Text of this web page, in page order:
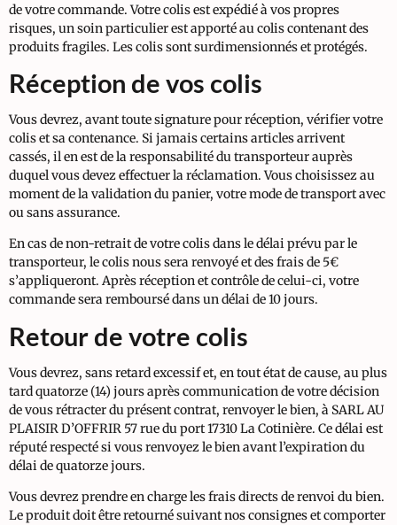
de votre commande. Votre colis est expédié à vos propres
risques, un soin particulier est apporté au colis contenant des
produits fragiles. Les colis sont surdimensionnés et protégés.
Réception de vos colis
Vous devrez, avant toute signature pour réception, vérifier votre
colis et sa contenance. Si jamais certains articles arrivent
cassés, il en est de la responsabilité du transporteur auprès
duquel vous devez effectuer la réclamation. Vous choisissez au
moment de la validation du panier, votre mode de transport avec
ou sans assurance.
En cas de non-retrait de votre colis dans le délai prévu par le
transporteur, le colis nous sera renvoyé et des frais de 5€
s’appliqueront. Après réception et contrôle de celui-ci, votre
commande sera remboursé dans un délai de 10 jours.
Retour de votre colis
Vous devrez, sans retard excessif et, en tout état de cause, au plus
tard quatorze (14) jours après communication de votre décision
de vous rétracter du présent contrat, renvoyer le bien, à SARL AU
PLAISIR D’OFFRIR 57 rue du port 17310 La Cotinière. Ce délai est
réputé respecté si vous renvoyez le bien avant l’expiration du
délai de quatorze jours.
Vous devrez prendre en charge les frais directs de renvoi du bien.
Le produit doit être retourné suivant nos consignes et comporter